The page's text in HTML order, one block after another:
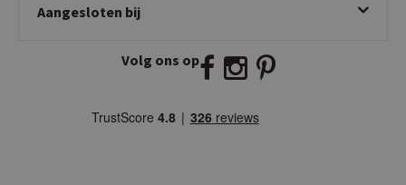
Twijnstraweg 2
info@kickcollection.nl
Aangesloten bij
Volg ons op